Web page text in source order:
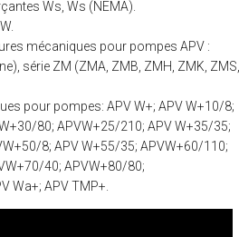
Ws, Ws (NEMA).
mécaniques pour pompes APV :
série ZM (ZMA, ZMB, ZMH, ZMK, ZMS,
pour pompes: APV W+; APV W+10/8;
80; APVW+25/210; APV W+35/35;
8; APV W+55/35; APVW+60/110;
40; APVW+80/80;
Wa+; APV TMP+.